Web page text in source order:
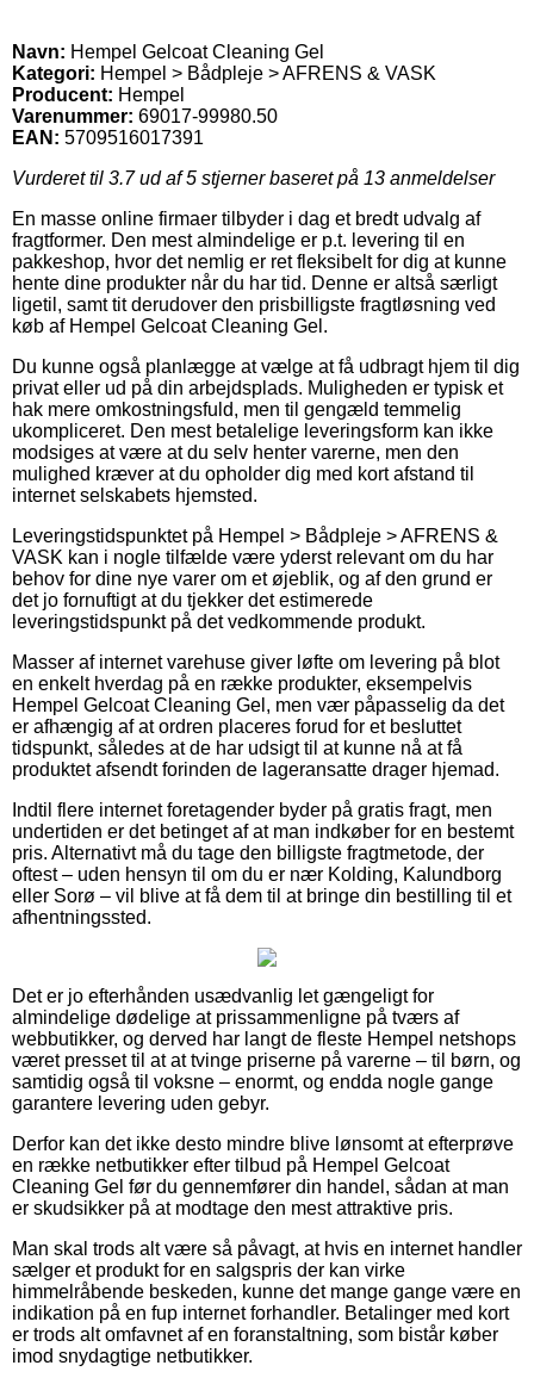
Navn: Hempel Gelcoat Cleaning Gel
Kategori: Hempel > Bådpleje > AFRENS & VASK
Producent: Hempel
Varenummer: 69017-99980.50
EAN: 5709516017391
Vurderet til 3.7ud af 5 stjerner baseret på 13 anmeldelser
En masse online firmaer tilbyder i dag et bredt udvalg af
fragtformer. Den mest almindelige er p.t. levering til en
pakkeshop, hvor det nemlig er ret fleksibelt for dig at kunne
hente dine produkter når du har tid. Denne er altså særligt
ligetil, samt tit derudover den prisbilligste fragtløsning ved
køb af Hempel Gelcoat Cleaning Gel.
Du kunne også planlægge at vælge at få udbragt hjem til dig
privat eller ud på din arbejdsplads. Muligheden er typisk et
hak mere omkostningsfuld, men til gengæld temmelig
ukompliceret. Den mest betalelige leveringsform kan ikke
modsiges at være at du selv henter varerne, men den
mulighed kræver at du opholder dig med kort afstand til
internet selskabets hjemsted.
Leveringstidspunktet på Hempel > Bådpleje > AFRENS &
VASK kan i nogle tilfælde være yderst relevant om du har
behov for dine nye varer om et øjeblik, og af den grund er
det jo fornuftigt at du tjekker det estimerede
leveringstidspunkt på det vedkommende produkt.
Masser af internet varehuse giver løfte om levering på blot
en enkelt hverdag på en række produkter, eksempelvis
Hempel Gelcoat Cleaning Gel, men vær påpasselig da det
er afhængig af at ordren placeres forud for et besluttet
tidspunkt, således at de har udsigt til at kunne nå at få
produktet afsendt forinden de lageransatte drager hjemad.
Indtil flere internet foretagender byder på gratis fragt, men
undertiden er det betinget af at man indkøber for en bestemt
pris. Alternativt må du tage den billigste fragtmetode, der
oftest – uden hensyn til om du er nær Kolding, Kalundborg
eller Sorø – vil blive at få dem til at bringe din bestilling til et
afhentningssted.
Det er jo efterhånden usædvanlig let gængeligt for
almindelige dødelige at prissammenligne på tværs af
webbutikker, og derved har langt de fleste Hempel netshops
været presset til at at tvinge priserne på varerne – til børn, og
samtidig også til voksne – enormt, og endda nogle gange
garantere levering uden gebyr.
Derfor kan det ikke desto mindre blive lønsomt at efterprøve
en række netbutikker efter tilbud på Hempel Gelcoat
Cleaning Gel før du gennemfører din handel, sådan at man
er skudsikker på at modtage den mest attraktive pris.
Man skal trods alt være så påvagt, at hvis en internet handler
sælger et produkt for en salgspris der kan virke
himmelråbende beskeden, kunne det mange gange være en
indikation på en fup internet forhandler. Betalinger med kort
er trods alt omfavnet af en foranstaltning, som bistår køber
imod snydagtige netbutikker.